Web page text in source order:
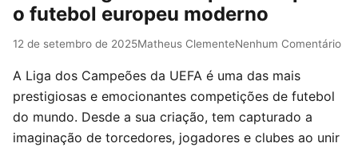
o futebol europeu moderno
12 de setembro de 2025Matheus ClementeNenhum Comentário
A Liga dos Campeões da UEFA é uma das mais
prestigiosas e emocionantes competições de futebol
do mundo. Desde a sua criação, tem capturado a
imaginação de torcedores, jogadores e clubes ao unir